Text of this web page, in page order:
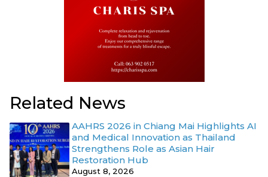
Related News
AAHRS 2026 in Chiang Mai Highlights AI
and Medical Innovation as Thailand
Strengthens Role as Asian Hair
Restoration Hub
August 8, 2026